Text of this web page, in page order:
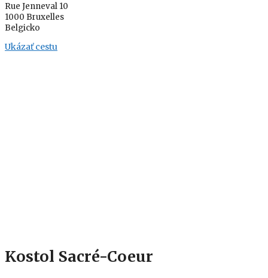
Rue Jenneval 10
1000 Bruxelles
Belgicko
Ukázať cestu
Kostol Sacré-Coeur